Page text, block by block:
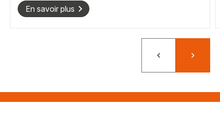
En savoir plus
PrécédentSuivant